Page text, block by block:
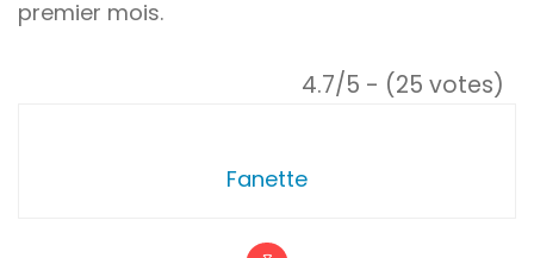
premier mois.
4.7/5 - (25 votes)
Fanette